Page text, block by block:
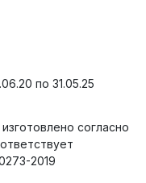
по 31.05.25
согласно
2019